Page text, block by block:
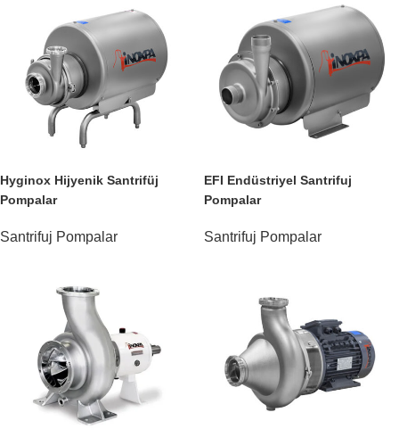
Hyginox Hijyenik Santrifüj
Pompalar
Santrifuj Pompalar
EFI Endüstriyel Santrifuj
Pompalar
Santrifuj Pompalar